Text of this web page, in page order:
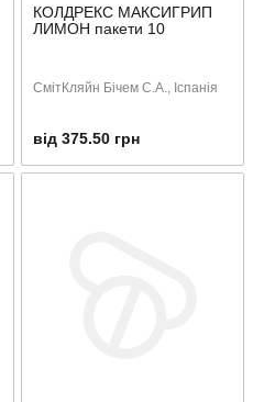
КОЛДРЕКС МАКСИГРИП
ЛИМОН пакети 10
СмітКляйн Бічем С.А., Іспанія
від 375.50 грн